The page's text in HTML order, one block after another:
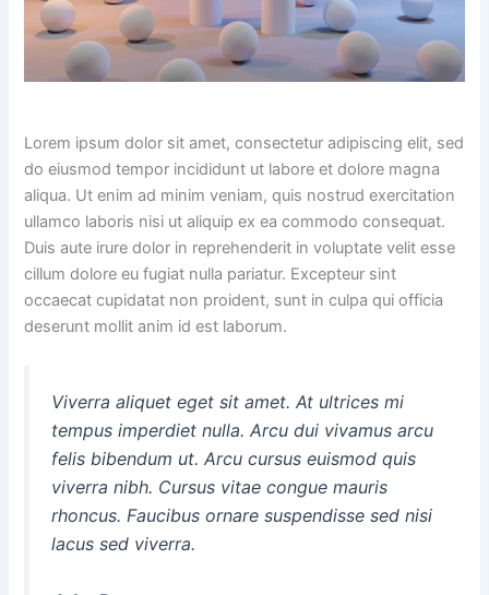
Lorem ipsum dolor sit amet, consectetur adipiscing elit, sed
do eiusmod tempor incididunt ut labore et dolore magna
aliqua. Ut enim ad minim veniam, quis nostrud exercitation
ullamco laboris nisi ut aliquip ex ea commodo consequat.
Duis aute irure dolor in reprehenderit in voluptate velit esse
cillum dolore eu fugiat nulla pariatur. Excepteur sint
occaecat cupidatat non proident, sunt in culpa qui officia
deserunt mollit anim id est laborum.
Viverra aliquet eget sit amet. At ultrices mi
tempus imperdiet nulla. Arcu dui vivamus arcu
felis bibendum ut. Arcu cursus euismod quis
viverra nibh. Cursus vitae congue mauris
rhoncus. Faucibus ornare suspendisse sed nisi
lacus sed viverra.